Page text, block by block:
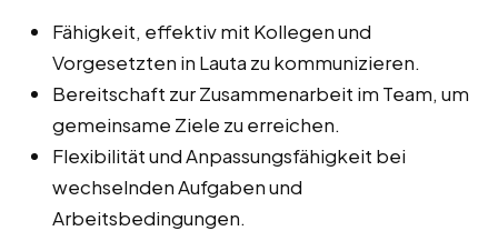
Fähigkeit, effektiv mit Kollegen und
Vorgesetzten in Lauta zu kommunizieren.
Bereitschaft zur Zusammenarbeit im Team, um
gemeinsame Ziele zu erreichen.
Flexibilität und Anpassungsfähigkeit bei
wechselnden Aufgaben und
Arbeitsbedingungen.